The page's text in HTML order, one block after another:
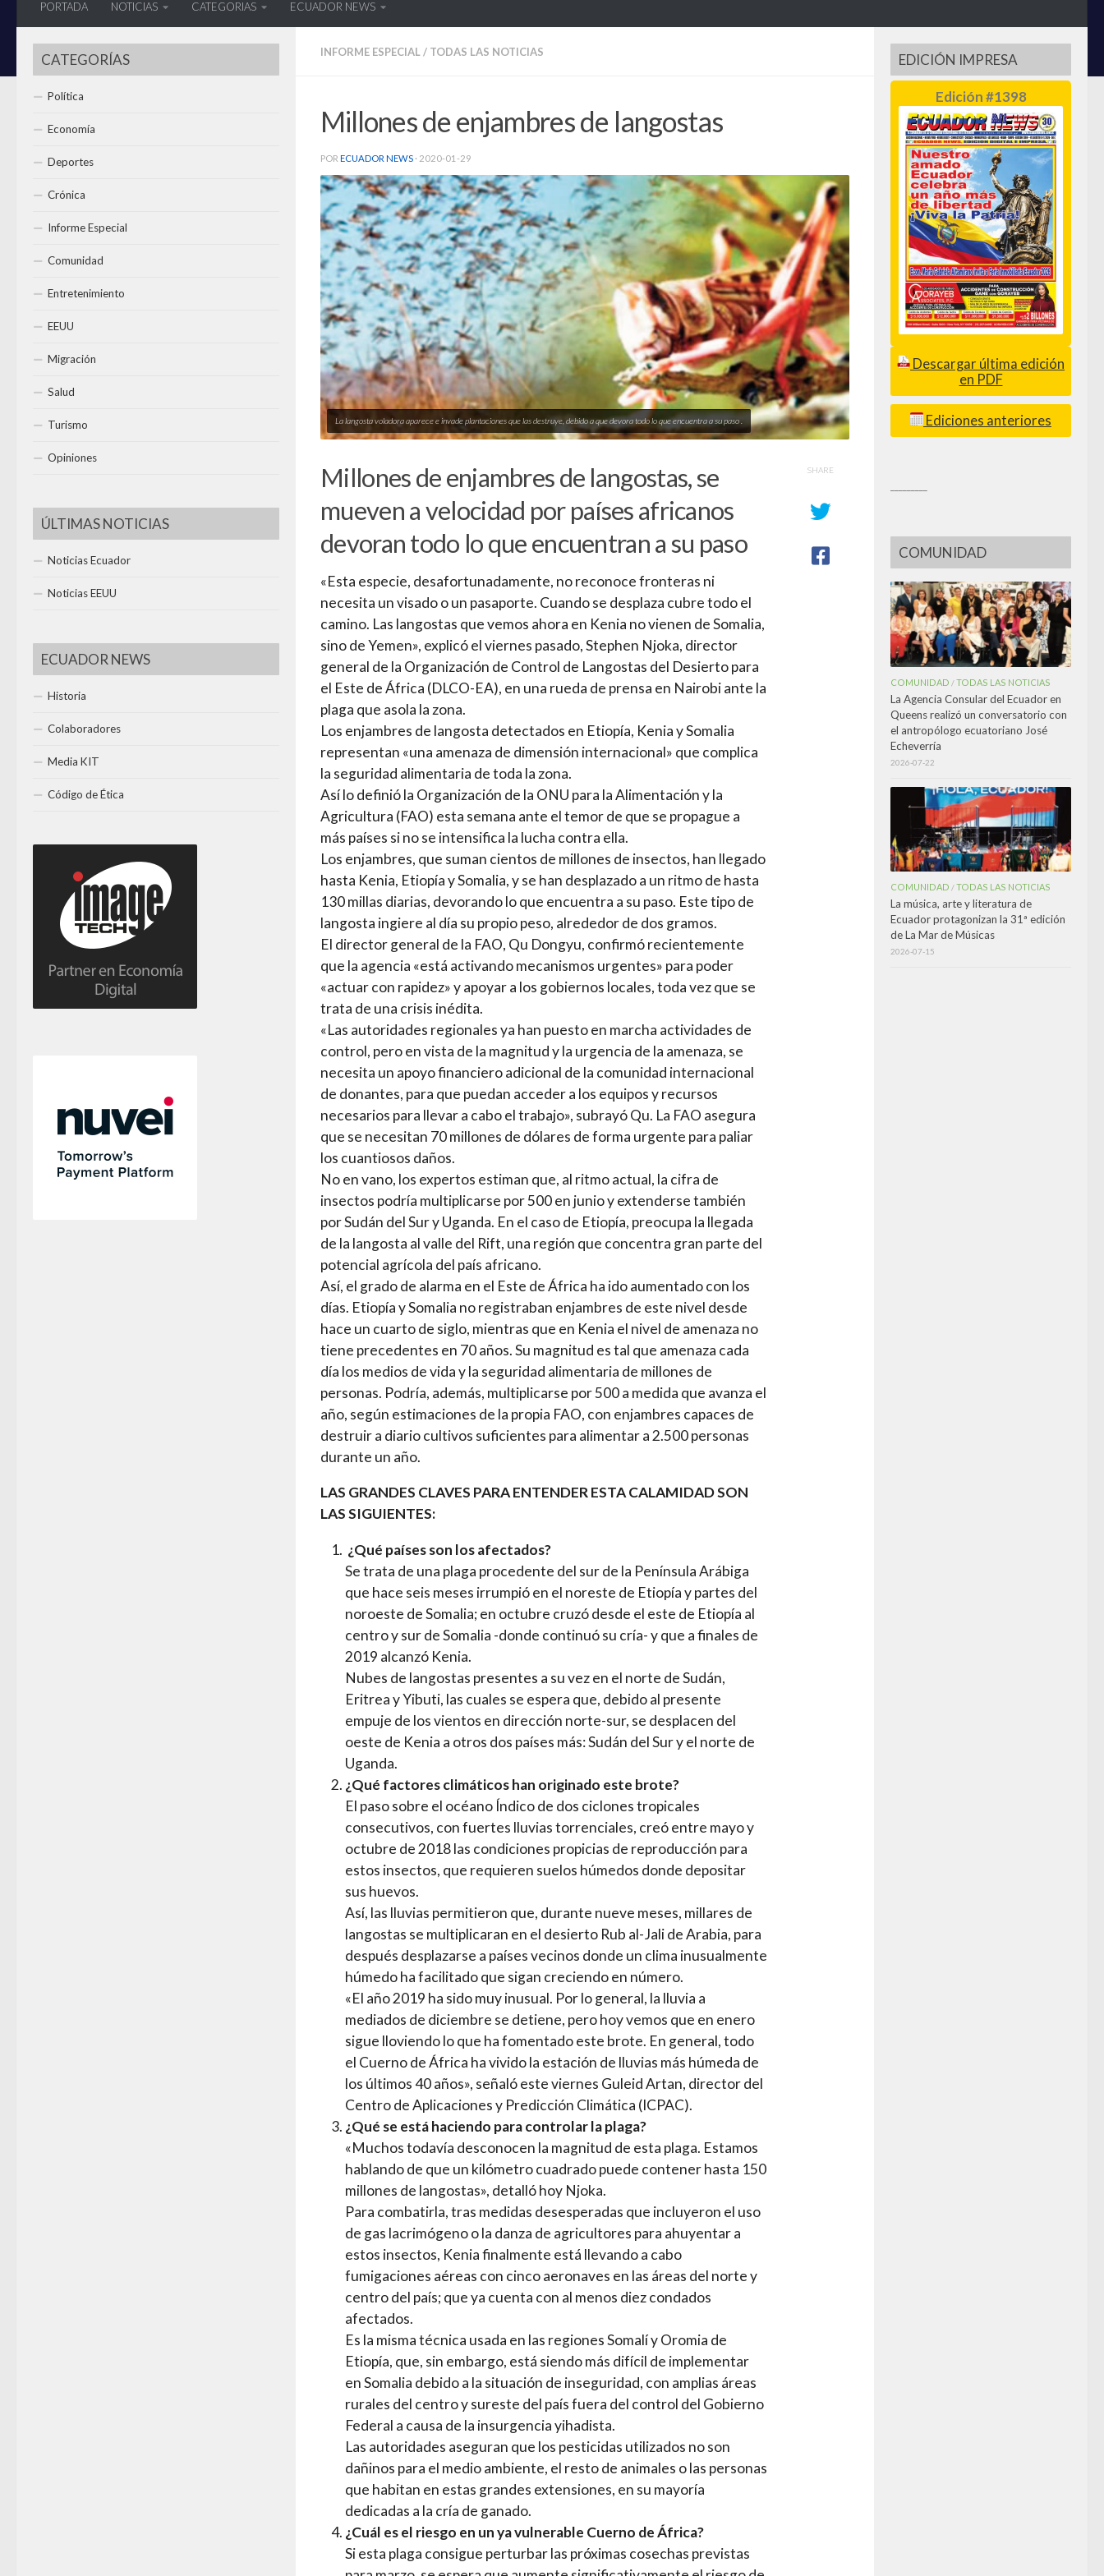
PORTADA NOTICIAS CATEGORIAS ECUADOR NEWS
INFORME ESPECIAL / TODAS LAS NOTICIAS
Millones de enjambres de langostas
POR ECUADOR NEWS · 2020-01-29
La langosta voladora aparece e invade plantaciones que las destruye, debido a que devora todo lo que encuentra a su paso .
Millones de enjambres de langostas, se
mueven a velocidad por países africanos
devoran todo lo que encuentran a su paso
«Esta especie, desafortunadamente, no reconoce fronteras ni
necesita un visado o un pasaporte. Cuando se desplaza cubre todo el
camino. Las langostas que vemos ahora en Kenia no vienen de Somalia,
sino de Yemen», explicó el viernes pasado, Stephen Njoka, director
general de la Organización de Control de Langostas del Desierto para
el Este de África (DLCO-EA), en una rueda de prensa en Nairobi ante la
plaga que asola la zona.
Los enjambres de langosta detectados en Etiopía, Kenia y Somalia
representan «una amenaza de dimensión internacional» que complica
la seguridad alimentaria de toda la zona.
Así lo definió la Organización de la ONU para la Alimentación y la
Agricultura (FAO) esta semana ante el temor de que se propague a
más países si no se intensifica la lucha contra ella.
Los enjambres, que suman cientos de millones de insectos, han llegado
hasta Kenia, Etiopía y Somalia, y se han desplazado a un ritmo de hasta
130 millas diarias, devorando lo que encuentra a su paso. Este tipo de
langosta ingiere al día su propio peso, alrededor de dos gramos.
El director general de la FAO, Qu Dongyu, confirmó recientemente
que la agencia «está activando mecanismos urgentes» para poder
«actuar con rapidez» y apoyar a los gobiernos locales, toda vez que se
trata de una crisis inédita.
«Las autoridades regionales ya han puesto en marcha actividades de
control, pero en vista de la magnitud y la urgencia de la amenaza, se
necesita un apoyo financiero adicional de la comunidad internacional
de donantes, para que puedan acceder a los equipos y recursos
necesarios para llevar a cabo el trabajo», subrayó Qu. La FAO asegura
que se necesitan 70 millones de dólares de forma urgente para paliar
los cuantiosos daños.
No en vano, los expertos estiman que, al ritmo actual, la cifra de
insectos podría multiplicarse por 500 en junio y extenderse también
por Sudán del Sur y Uganda. En el caso de Etiopía, preocupa la llegada
de la langosta al valle del Rift, una región que concentra gran parte del
potencial agrícola del país africano.
Así, el grado de alarma en el Este de África ha ido aumentado con los
días. Etiopía y Somalia no registraban enjambres de este nivel desde
hace un cuarto de siglo, mientras que en Kenia el nivel de amenaza no
tiene precedentes en 70 años. Su magnitud es tal que amenaza cada
día los medios de vida y la seguridad alimentaria de millones de
personas. Podría, además, multiplicarse por 500 a medida que avanza el
año, según estimaciones de la propia FAO, con enjambres capaces de
destruir a diario cultivos suficientes para alimentar a 2.500 personas
durante un año.
LAS GRANDES CLAVES PARA ENTENDER ESTA CALAMIDAD SON
LAS SIGUIENTES:
¿Qué países son los afectados?
Se trata de una plaga procedente del sur de la Península Arábiga
que hace seis meses irrumpió en el noreste de Etiopía y partes del
noroeste de Somalia; en octubre cruzó desde el este de Etiopía al
centro y sur de Somalia -donde continuó su cría- y que a finales de
2019 alcanzó Kenia.
Nubes de langostas presentes a su vez en el norte de Sudán,
Eritrea y Yibuti, las cuales se espera que, debido al presente
empuje de los vientos en dirección norte-sur, se desplacen del
oeste de Kenia a otros dos países más: Sudán del Sur y el norte de
Uganda.
¿Qué factores climáticos han originado este brote?
El paso sobre el océano Índico de dos ciclones tropicales
consecutivos, con fuertes lluvias torrenciales, creó entre mayo y
octubre de 2018 las condiciones propicias de reproducción para
estos insectos, que requieren suelos húmedos donde depositar
sus huevos.
Así, las lluvias permitieron que, durante nueve meses, millares de
langostas se multiplicaran en el desierto Rub al-Jali de Arabia, para
después desplazarse a países vecinos donde un clima inusualmente
húmedo ha facilitado que sigan creciendo en número.
«El año 2019 ha sido muy inusual. Por lo general, la lluvia a
mediados de diciembre se detiene, pero hoy vemos que en enero
sigue lloviendo lo que ha fomentado este brote. En general, todo
el Cuerno de África ha vivido la estación de lluvias más húmeda de
los últimos 40 años», señaló este viernes Guleid Artan, director del
Centro de Aplicaciones y Predicción Climática (ICPAC).
¿Qué se está haciendo para controlar la plaga?
«Muchos todavía desconocen la magnitud de esta plaga. Estamos
hablando de que un kilómetro cuadrado puede contener hasta 150
millones de langostas», detalló hoy Njoka.
Para combatirla, tras medidas desesperadas que incluyeron el uso
de gas lacrimógeno o la danza de agricultores para ahuyentar a
estos insectos, Kenia finalmente está llevando a cabo
fumigaciones aéreas con cinco aeronaves en las áreas del norte y
centro del país; que ya cuenta con al menos diez condados
afectados.
Es la misma técnica usada en las regiones Somalí y Oromia de
Etiopía, que, sin embargo, está siendo más difícil de implementar
en Somalia debido a la situación de inseguridad, con amplias áreas
rurales del centro y sureste del país fuera del control del Gobierno
Federal a causa de la insurgencia yihadista.
Las autoridades aseguran que los pesticidas utilizados no son
dañinos para el medio ambiente, el resto de animales o las personas
que habitan en estas grandes extensiones, en su mayoría
dedicadas a la cría de ganado.
¿Cuál es el riesgo en un ya vulnerable Cuerno de África?
Si esta plaga consigue perturbar las próximas cosechas previstas
SHARE
CATEGORÍAS
Política
Economía
Deportes
Crónica
Informe Especial
Comunidad
Entretenimiento
EEUU
Migración
Salud
Turismo
Opiniones
ÚLTIMAS NOTICIAS
Noticias Ecuador
Noticias EEUU
ECUADOR NEWS
Historia
Colaboradores
Media KIT
Código de Ética
EDICIÓN IMPRESA
Edición #1398
Descargar última edición
en PDF
Ediciones anteriores
COMUNIDAD
COMUNIDAD /TODAS LAS NOTICIAS
La Agencia Consular del Ecuador en
Queens realizó un conversatorio con
el antropólogo ecuatoriano José
Echeverría
2026-07-22
COMUNIDAD /TODAS LAS NOTICIAS
La música, arte y literatura de
Ecuador protagonizan la 31ª edición
de La Mar de Músicas
2026-07-15